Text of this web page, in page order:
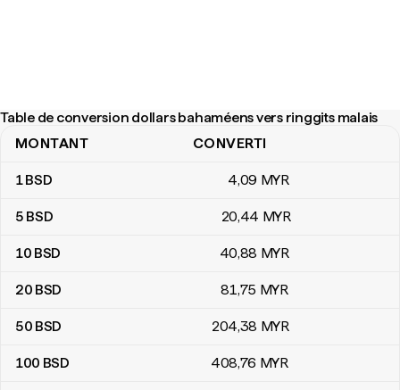
Table de conversion dollars bahaméens vers ringgits malais
Table de conversion dollars bahaméens vers ringgits malais
MONTANT CONVERTI
1BSD 4,09 MYR
5 BSD 20,44 MYR
10 BSD 40,88 MYR
20 BSD 81,75 MYR
50 BSD 204,38 MYR
100 BSD 408,76 MYR